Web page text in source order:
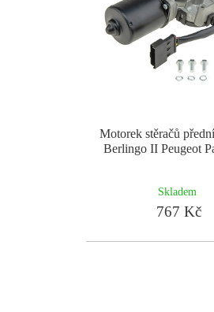
Motorek stěračů
Berlingo II Peugeot
Skladem
767 Kč